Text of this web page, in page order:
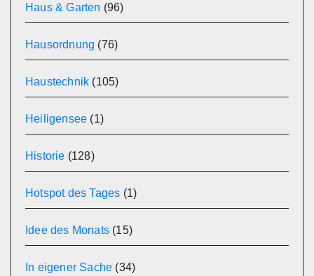
Haus & Garten (96)
Hausordnung (76)
Haustechnik (105)
Heiligensee (1)
Historie (128)
Hotspot des Tages (1)
Idee des Monats (15)
In eigener Sache (34)